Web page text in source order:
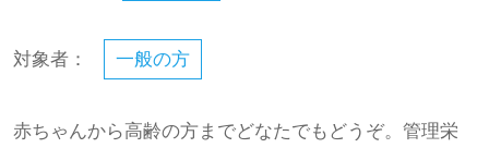
対象者： 一般の方
赤ちゃんから高齢の方までどなたでもどうぞ。管理栄